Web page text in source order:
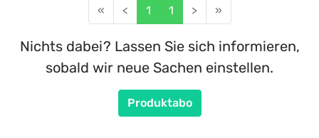
« < 1 1 > »
Nichts dabei? Lassen Sie sich informieren,
sobald wir neue Sachen einstellen.
Produktabo